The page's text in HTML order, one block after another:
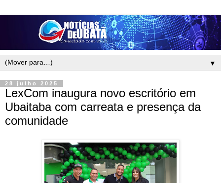
▼
28 julho 2025
LexCom inaugura novo escritório em
Ubaitaba com carreata e presença da
comunidade